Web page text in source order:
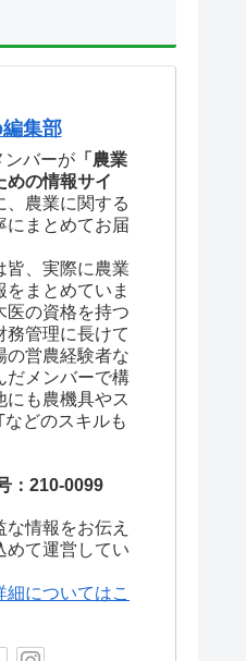
集部
ンバーが 「農業
めの情報サイ
、農業に関する
にまとめてお届
皆、実際に農業
をまとめていま
医の資格を持つ
務管理に長けて
の営農経験者な
だメンバーで構
にも農機具やス
どのスキルも
：210-0099
情報をお伝え
めて運営してい
についてはこ